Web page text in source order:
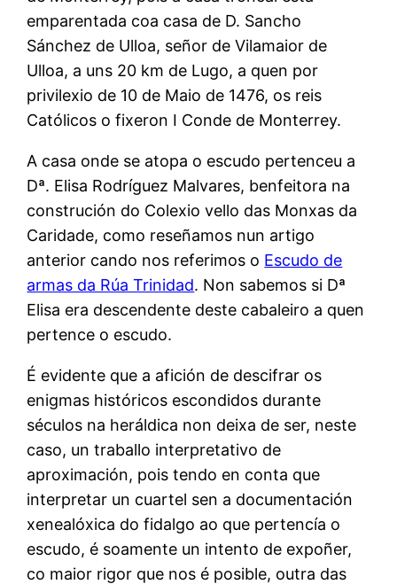
emparentada coa casa de D. Sancho
Sánchez de Ulloa, señor de Vilamaior de
Ulloa, a uns 20 km de Lugo, a quen por
privilexio de 10 de Maio de 1476, os reis
Católicos o fixeron I Conde de Monterrey.
A casa onde se atopa o escudo pertenceu a
Dª. Elisa Rodríguez Malvares, benfeitora na
construción do Colexio vello das Monxas da
Caridade, como reseñamos nun artigo
anterior cando nos referimos o Escudo de
armas da Rúa Trinidad. Non sabemos si Dª
Elisa era descendente deste cabaleiro a quen
pertence o escudo.
É evidente que a afición de descifrar os
enigmas históricos escondidos durante
séculos na heráldica non deixa de ser, neste
caso, un traballo interpretativo de
aproximación, pois tendo en conta que
interpretar un cuartel sen a documentación
xenealóxica do fidalgo ao que pertencía o
escudo, é soamente un intento de expoñer,
co maior rigor que nos é posible, outra das